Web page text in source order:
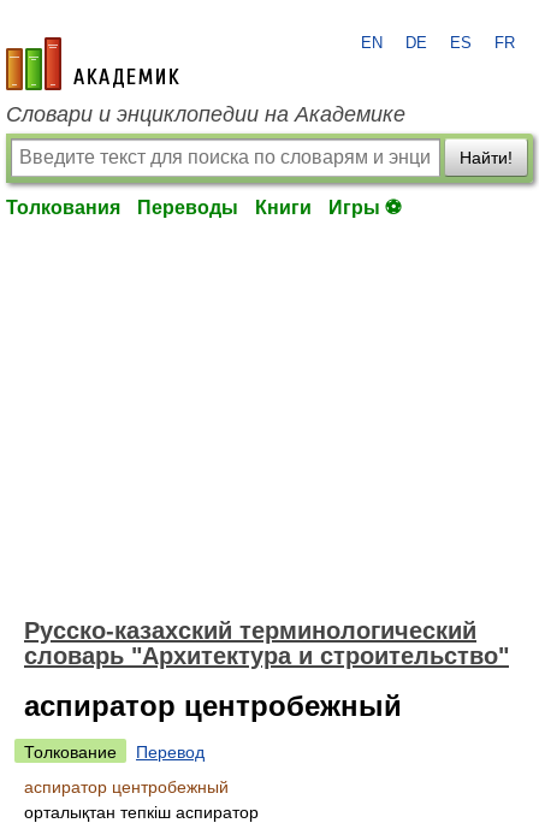
academic.ru
EN DE ES FR
Словари и энциклопедии на Академике
Найти!
Толкования Переводы Книги Игры ⚽
Русско-казахский терминологический
словарь "Архитектура и строительство"
аспиратор центробежный
Толкование
Перевод
аспиратор центробежный
орталықтан тепкіш аспиратор